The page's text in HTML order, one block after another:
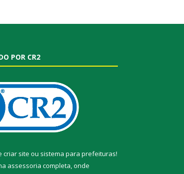
POR CR2
criar site ou sistema para prefeituras!
assessoria completa, onde